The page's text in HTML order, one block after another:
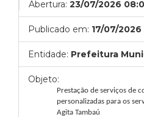
Abertura: 23/07/2026
Publicado em: 17/07/2026
Entidade: Prefeitura
Objeto:
Prestação de serviços de
personalizadas para os
Agita Tambaú